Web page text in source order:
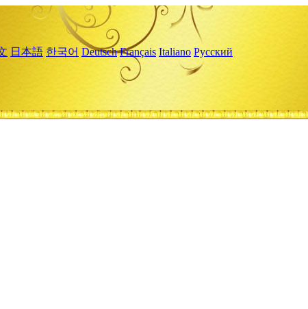
日本語 한국어 Deutsch Français Italiano Русский